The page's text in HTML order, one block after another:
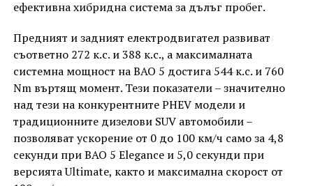
ефективна хибридна система за дълъг пробег.
Предният и задният електродвигател развиват
съответно 272 к.с. и 388 к.с., а максималната
системна мощност на BAO 5 достига 544 к.с. и 760
Nm въртящ момент. Тези показатели – значително
над тези на конкурентните PHEV модели и
традиционните дизелови SUV автомобили –
позволяват ускорение от 0 до 100 км/ч само за 4,8
секунди при BAO 5 Elegance и 5,0 секунди при
версията Ultimate, както и максимална скорост от